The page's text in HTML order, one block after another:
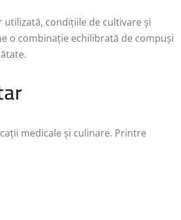
condițiile de cultivare și
o combinație echilibrată de compuși
medicale și culinare. Printre